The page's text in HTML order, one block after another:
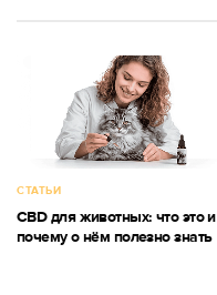
СТАТЬИ
CBD для животных: что это и
почему о нём полезно знать